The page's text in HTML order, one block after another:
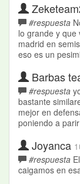
#respuesta
lo grande y que
madrid en
eso es un
Barbas
#respuesta
bastante
mejor en
poniendo a
Joyanca
#respuesta
caigamos en